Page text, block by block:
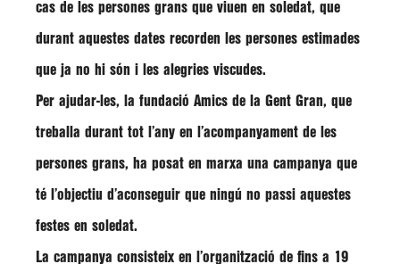
cas de les persones grans que viuen en soledat, que
durant aquestes dates recorden les persones estimades
que ja no hi són i les alegries viscudes.
Per ajudar-les, la fundació Amics de la Gent Gran, que
treballa durant tot l’any en l’acompanyament de les
persones grans, ha posat en marxa una campanya que
té l’objectiu d’aconseguir que ningú no passi aquestes
festes en soledat.
La campanya consisteix en l’organització de fins a 19